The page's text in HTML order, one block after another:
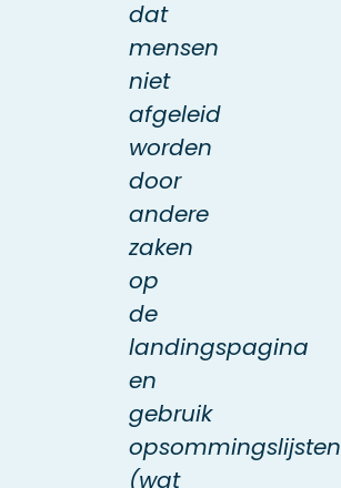
dat
mensen
niet
afgeleid
worden
door
andere
zaken
op
de
landingspagina
en
gebruik
opsommingslijsten
(wat